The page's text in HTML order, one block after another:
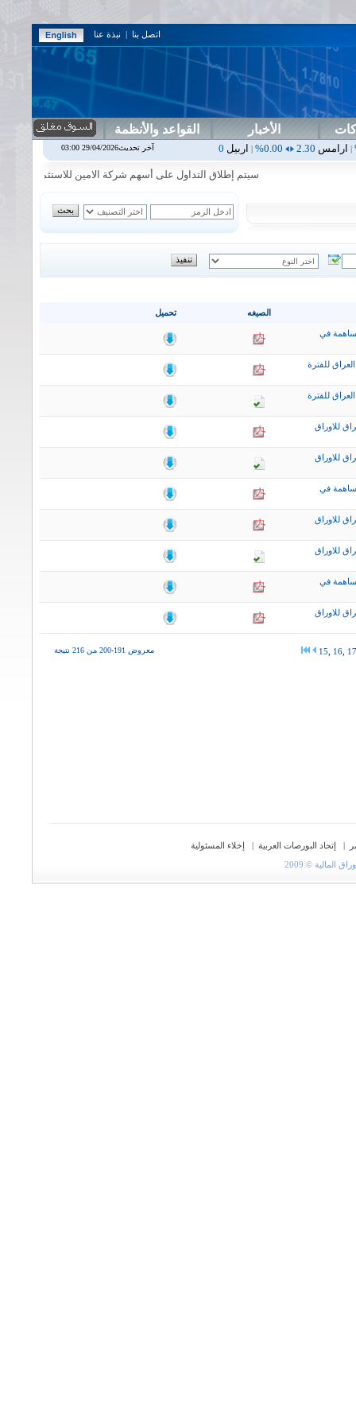
اتصل بنا | نبذة عنا
الأخبار القواعد والأنظمة
|اربيل 0.00%
|
0.00%
|اسفنج1.87
سيتم إطلاق التداول على أسهم شركة الامين للاستثمار المالي في
تحميل الصيغه
في
للفترة
للفترة
للاوراق
للاوراق
في
للاوراق
للاوراق
في
للاوراق
معروض 191-200 من 216 نتيجة 15 16 17
| إتحاد البورصات العربية |
إخلاء المسئولية
© 2009